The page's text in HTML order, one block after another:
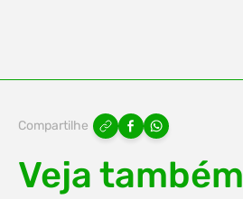
Compartilhe
Veja também